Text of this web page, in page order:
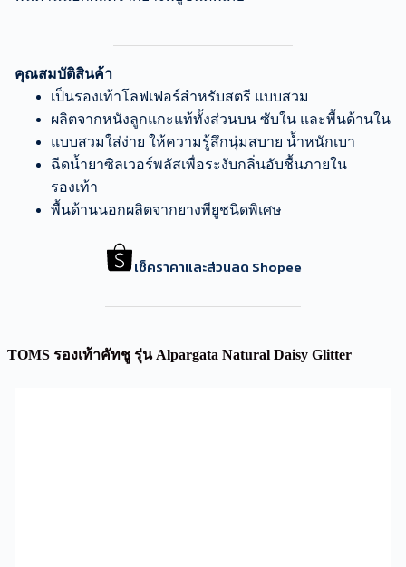
คุณสมบัติสินค้า
เป็นรองเท้าโลฟเฟอร์สำหรับสตรี แบบสวม
ผลิตจากหนังลูกแกะแท้ทั้งส่วนบน ซับใน และพื้นด้านใน
แบบสวมใส่ง่าย ให้ความรู้สึกนุ่มสบาย น้ำหนักเบา
ฉีดน้ำยาซิลเวอร์พลัสเพื่อระงับกลิ่นอับชื้นภายใน
รองเท้า
พื้นด้านนอกผลิตจากยางพียูชนิดพิเศษ
เช็คราคาและส่วนลด Shopee
TOMS รองเท้าคัทชู รุ่น Alpargata Natural Daisy Glitter